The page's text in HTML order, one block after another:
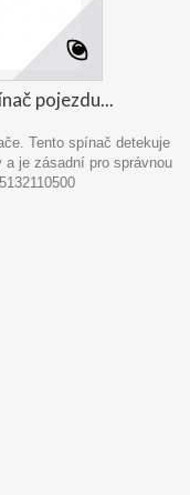
pojezdu...
Tento spínač detekuje
a je zásadní pro správnou